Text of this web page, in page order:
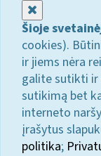
Šioje
cookies).
ir jiems nėra
galite sutikti ir
sutikimą bet
interneto
įrašytus
politika;